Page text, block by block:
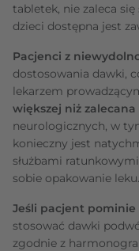
tabletek, nie zaleca
dzieci dostępna jest
Pacjenci z
dostosowania dawki,
lekarzem
większej niż zalecana
neurologicznych, w
konieczny jest
służbami
sobie opakowanie leku.
Jeśli pacjent
stosować dawki
zgodnie z